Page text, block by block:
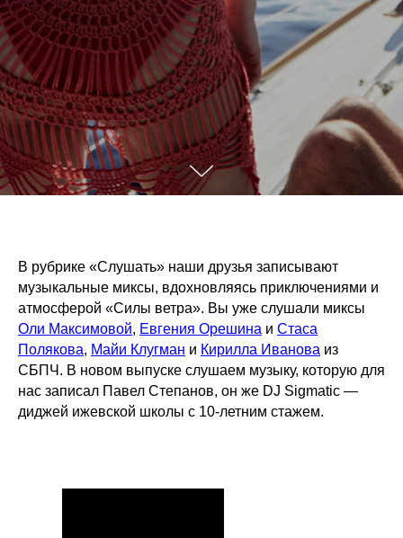
В рубрике «Слушать» наши друзья записывают
музыкальные миксы, вдохновляясь приключениями и
атмосферой «Силы ветра». Вы уже слушали миксы
Оли Максимовой, Евгения Орешина и Стаса
Полякова, Майи Клугман и Кирилла Иванова из
СБПЧ. В новом выпуске слушаем музыку, которую для
нас записал Павел Степанов, он же DJ Sigmatic —
диджей ижевской школы с 10-летним стажем.